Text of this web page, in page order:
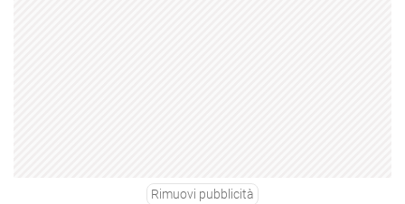
Rimuovi pubblicità